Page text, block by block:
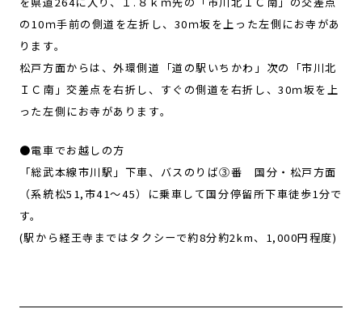
の10ｍ手前の側道を左折し、30ｍ坂を上った左側にお寺があ
ります。
松戸方面からは、外環側道「道の駅いちかわ」次の「市川北
ＩＣ南」交差点を右折し、すぐの側道を右折し、30ｍ坂を上
った左側にお寺があります。
●電車でお越しの方
「総武本線市川駅」下車、バスのりば③番 国分・松戸方面
（系統松51,市41～45）に乗車して国分停留所下車徒歩1分で
す。
(駅から経王寺まではタクシーで約8分約2km、1,000円程度)